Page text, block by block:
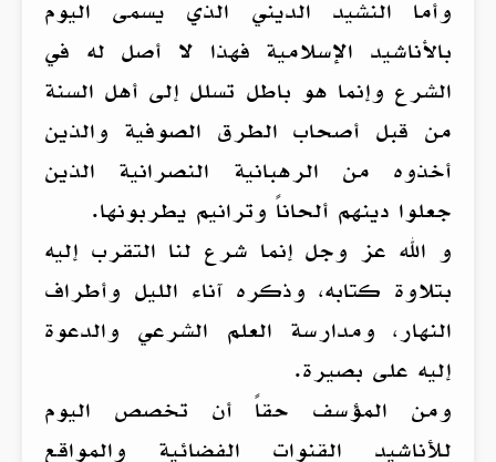
وأما النشيد الديني الذي يسمى اليوم
بالأناشيد الإسلامية فهذا لا أصل له في
الشرع وإنما هو باطل تسلل إلى أهل السنة
من قبل أصحاب الطرق الصوفية والذين
أخذوه من الرهبانية النصرانية الذين
جعلوا دينهم ألحاناً وترانيم يطربونها.
و الله عز وجل إنما شرع لنا التقرب إليه
بتلاوة كتابه، وذكره آناء الليل وأطراف
النهار، ومدارسة العلم الشرعي والدعوة
إليه على بصيرة.
ومن المؤسف حقاً أن تخصص اليوم
للأناشيد القنوات الفضائية والمواقع